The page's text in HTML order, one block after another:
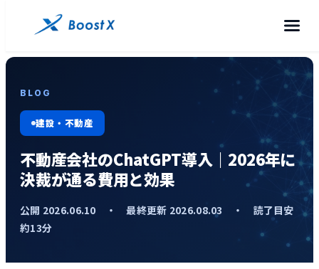
BLOG
建設・不動産
不動産会社のChatGPT導入｜2026年に
決裁が通る費用と効果
公開 2026.06.10 ・ 最終更新 2026.08.03 ・ 読了目安
約13分